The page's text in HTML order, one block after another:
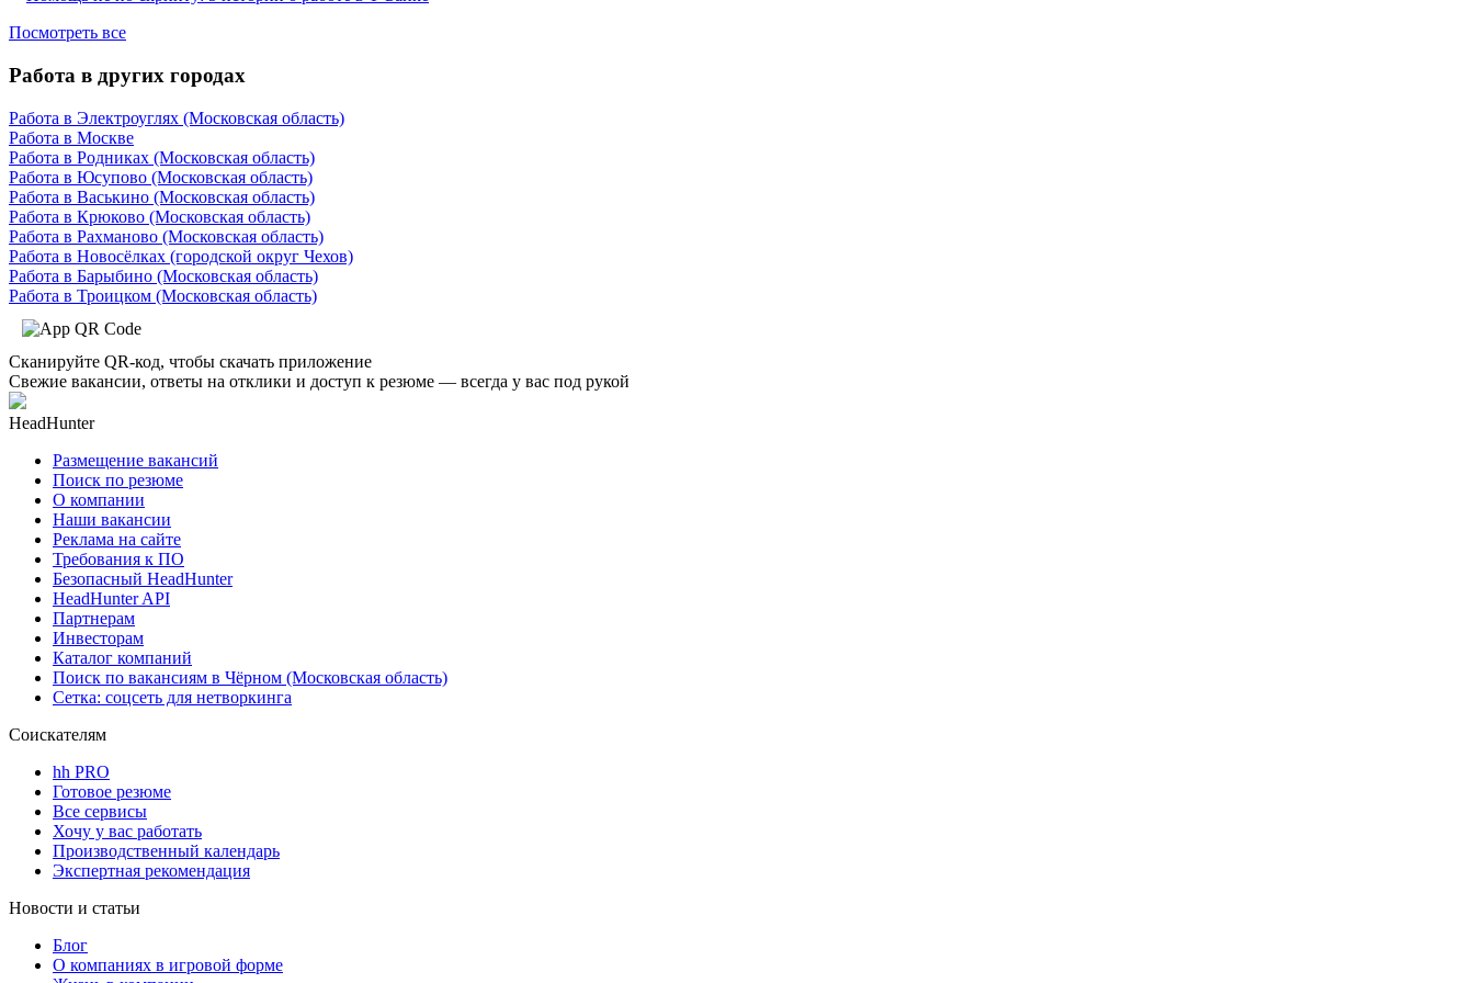
Посмотреть все
Работа в других городах
Работа в Электроуглях (Московская область)
Работа в Москве
Работа в Родниках (Московская область)
Работа в Юсупово (Московская область)
Работа в Васькино (Московская область)
Работа в Крюково (Московская область)
Работа в Рахманово (Московская область)
Работа в Новосёлках (городской округ Чехов)
Работа в Барыбино (Московская область)
Работа в Троицком (Московская область)
Сканируйте QR-код, чтобы скачать приложение
Свежие вакансии, ответы на отклики и доступ к резюме — всегда у вас под рукой
HeadHunter
Размещение вакансий
Поиск по резюме
О компании
Наши вакансии
Реклама на сайте
Требования к ПО
Безопасный HeadHunter
HeadHunter API
Партнерам
Инвесторам
Каталог компаний
Поиск по вакансиям в Чёрном (Московская область)
Сетка: соцсеть для нетворкинга
Соискателям
hh PRO
Готовое резюме
Все сервисы
Хочу у вас работать
Производственный календарь
Экспертная рекомендация
Новости и статьи
Блог
О компаниях в игровой форме